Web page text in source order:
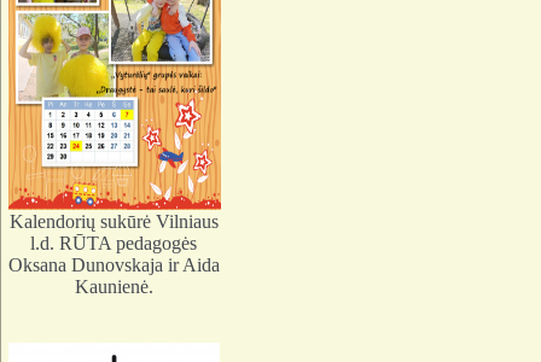
Kalendorių sukūrė Vilniaus
l.d. RŪTA pedagogės
Oksana Dunovskaja ir Aida
Kaunienė.